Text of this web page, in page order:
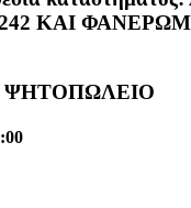
ΚΑΙ
ΨΗΤΟΠΩΛΕΙΟ